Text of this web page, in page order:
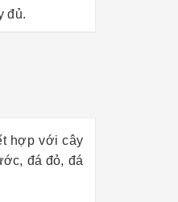
đủ.
hợp với cây
đá đỏ, đá